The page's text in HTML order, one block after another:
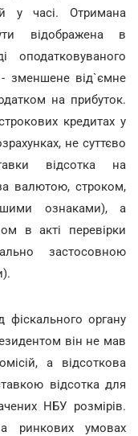
у часі. Отримана
відображена в
оподатковуваного
- зменшене від`ємне
на прибуток.
кредитах у
не суттєво
відсотка на
валютою, строком,
ознаками), а
в акті перевірки
застосовною
фіскального органу
він не мав
а відсоткова
відсотка для
НБУ розмірів.
ринкових умовах